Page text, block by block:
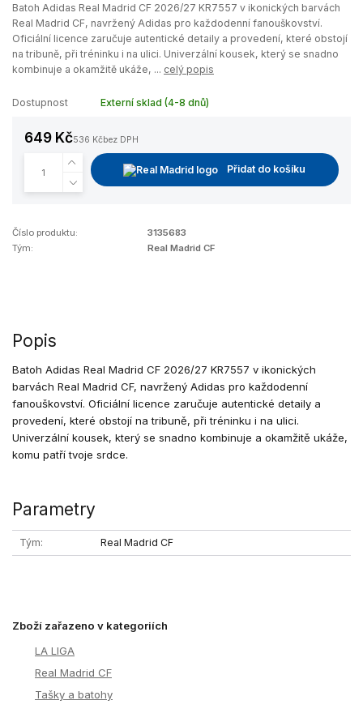
Batoh Adidas Real Madrid CF 2026/27 KR7557 v ikonických barvách
Real Madrid CF, navržený Adidas pro každodenní fanouškovství.
Oficiální licence zaručuje autentické detaily a provedení, které obstojí
na tribuně, při tréninku i na ulici. Univerzální kousek, který se snadno
kombinuje a okamžitě ukáže, ... celý popis
Dostupnost Externí sklad (4-8 dnů)
649 Kč536 Kčbez DPH
Přidat do košíku
Číslo produktu:
3135683
Tým:
Real Madrid CF
Popis
Batoh Adidas Real Madrid CF 2026/27 KR7557 v ikonických
barvách Real Madrid CF, navržený Adidas pro každodenní
fanouškovství. Oficiální licence zaručuje autentické detaily a
provedení, které obstojí na tribuně, při tréninku i na ulici.
Univerzální kousek, který se snadno kombinuje a okamžitě ukáže,
komu patří tvoje srdce.
Parametry
Tým Real Madrid CF
Zboží zařazeno v kategoriích
LA LIGA
Real Madrid CF
Tašky a batohy